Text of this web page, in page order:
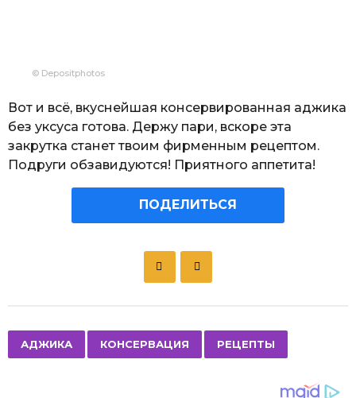
© Depositphotos
Вот и всё, вкуснейшая консервированная аджика
без уксуса готова. Держу пари, вскоре эта
закрутка станет твоим фирменным рецептом.
Подруги обзавидуются! Приятного аппетита!
ПОДЕЛИТЬСЯ
P
a
АДЖИКА КОНСЕРВАЦИЯ РЕЦЕПТЫ